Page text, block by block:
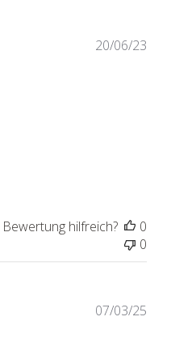
20/06/23
hilfreich?
0
0
07/03/25